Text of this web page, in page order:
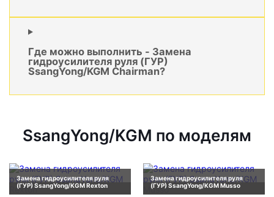
Где можно выполнить - Замена
гидроусилителя руля (ГУР)
SsangYong/KGM Chairman?
SsangYong/KGM по моделям
Замена гидроусилителя руля
(ГУР) SsangYong/KGM Rexton
Замена гидроусилителя руля
(ГУР) SsangYong/KGM Musso